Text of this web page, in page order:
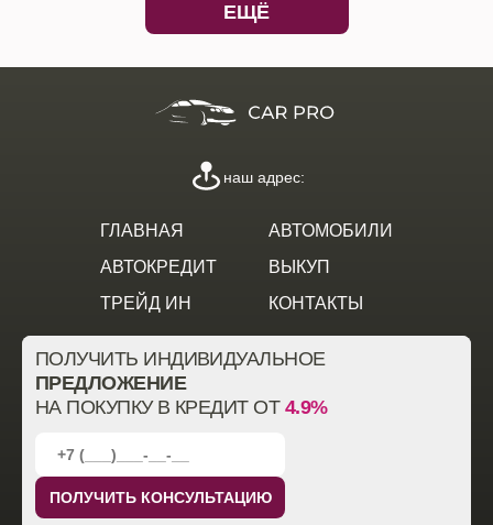
ЕЩЁ
ГЛАВНАЯ
АВТОМОБИЛИ
АВТОКРЕДИТ
ВЫКУП
ТРЕЙД ИН
КОНТАКТЫ
наш адрес:
ПОЛУЧИТЬ ИНДИВИДУАЛЬНОЕ
ПРЕДЛОЖЕНИЕ
НА ПОКУПКУ В КРЕДИТ ОТ 4.9%
ПОЛУЧИТЬ КОНСУЛЬТАЦИЮ